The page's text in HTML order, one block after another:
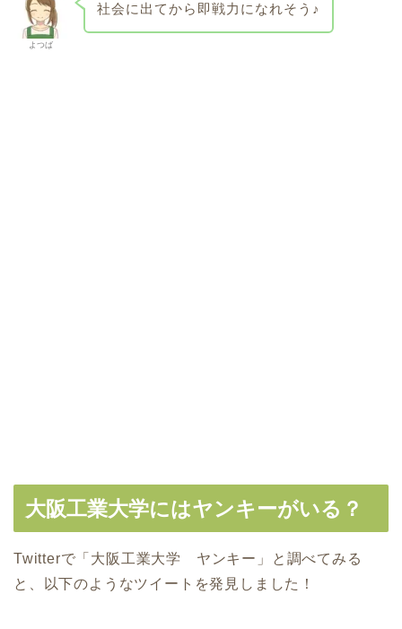
よつば
社会に出てから即戦力になれそう♪
大阪工業大学にはヤンキーがいる？
Twitterで「大阪工業大学 ヤンキー」と調べてみる
と、以下のようなツイートを発見しました！